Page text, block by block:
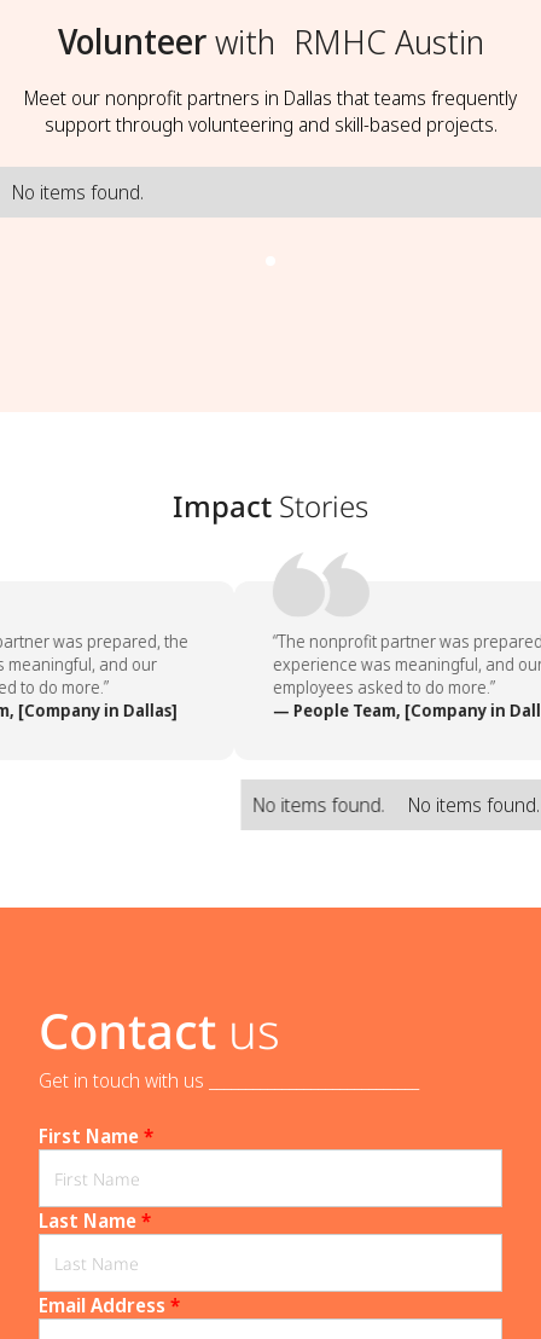
Volunteerwith RMHC Austin
Meet our nonprofit partners in Dallas that teams frequently
support through volunteering and skill-based projects.
No items found.
Impact Stories
was prepared, the
and our
to do more.”
[Company in Dallas]
“The nonprofit partner was
experience was meaningful, and our
employees asked to do more.”
— People Team, [Company in
No items found. No items found.
Contact us
Get in touch with us _____________________________
First Name*
Last Name*
Email Address *